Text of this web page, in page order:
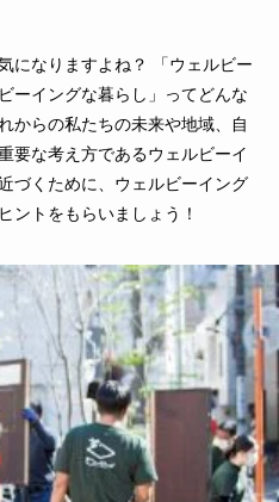
になりますよね？ 「ウェルビー
ーイングな暮らし」ってどんな
らの私たちの未来や地域、自
要な考え方であるウェルビーイ
づくために、ウェルビーイング
ントをもらいましょう！